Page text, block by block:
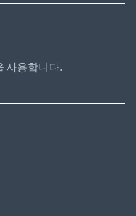
사용합니다.